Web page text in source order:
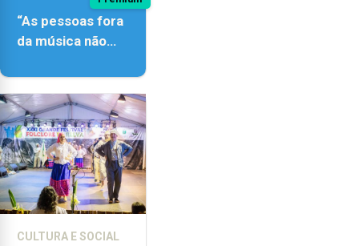
“As pessoas fora
da música não
quão difícil é
produzir uma
música”
CULTURA E SOCIAL